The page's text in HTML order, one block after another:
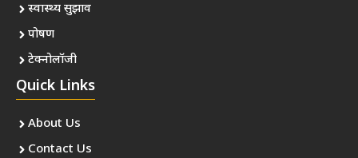
स्वास्थ्य सुझाव
पोषण
टेक्नोलॉजी
Quick Links
About Us
Contact Us